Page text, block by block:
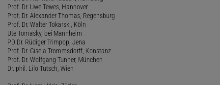
Prof. Dr. Uwe Tewes, Hannover
Prof. Dr. Alexander Thomas, Regensburg
Prof. Dr. Walter Tokarski, Köln
Ute Tomasky, bei Mannheim
PD Dr. Rüdiger Trimpop, Jena
Prof. Dr. Gisela Trommsdorff, Konstanz
Prof. Dr. Wolfgang Tunner, München
Dr. phil. Lilo Tutsch, Wien